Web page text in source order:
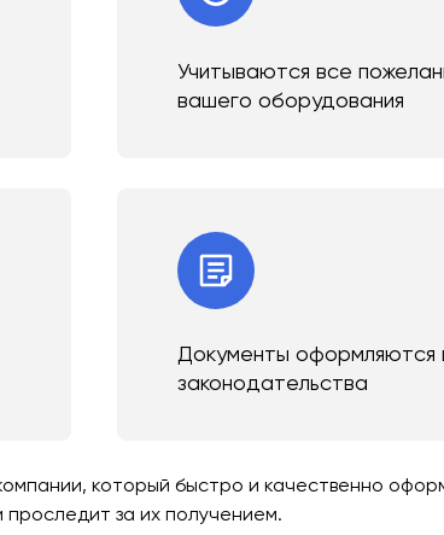
Учитываются все
вашего оборудования
Документы оформляются
законодательства
который быстро и качественно
за их получением.